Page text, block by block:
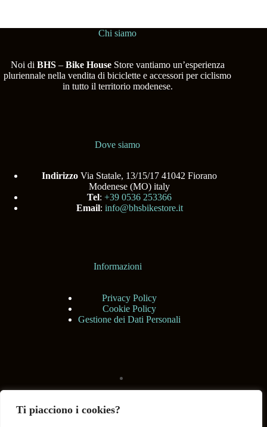
Ti piacciono i cookies?
Chi siamo
Noi di BHS– Bike HouseStore vantiamo un’esperienza
pluriennale nella vendita di biciclette e accessori per ciclismo
in tutto il territorio modenese.
Dove siamo
Indirizzo Via Statale, 13/15/17 41042 Fiorano
Modenese (MO) italy
Tel:+39 0536 253366
Email: info@bhsbikestore.it
Informazioni
Privacy Policy
Cookie Policy
Gestione dei Dati Personali